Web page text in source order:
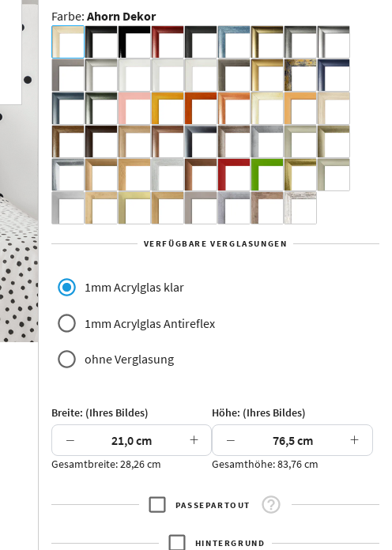
Dakota -
Rahmenloser
Aluminium
Yukon Alaska
Jersey Dauphine
Arran Luzern Andros Attika
Farbe: Ahorn Dekor
VERFÜGBARE VERGLASUNGEN
1mm Acrylglas klar
1mm Acrylglas Antireflex
ohne Verglasung
Breite: (Ihres Bildes)
− +
Gesamtbreite: 28,26 cm
Höhe: (Ihres Bildes)
− +
Gesamthöhe: 83,76 cm
PASSEPARTOUT
HINTERGRUND